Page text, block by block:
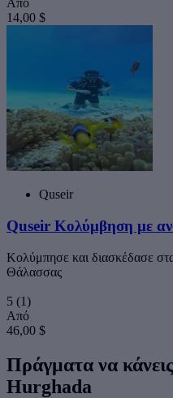
Από
14,00 $
Quseir
Quseir Κολύμβηση με
Κολύμπησε και διασκέδασε
Θάλασσας
5 (1)
Από
46,00 $
Πράγματα να
Hurghada